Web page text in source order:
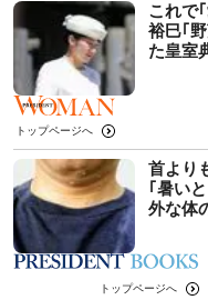
これで
裕巳｢
た皇室
トップページへ
首より
｢暑い
外な体
トップページへ